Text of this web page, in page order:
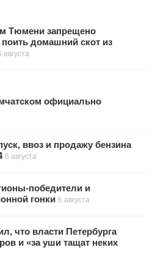
Тюмени запрещено
поить домашний скот из
августа
официально
ввоз и продажу бензина
6 августа
победители и
гонки 6 августа
что власти Петербурга
и «за уши тащат неких